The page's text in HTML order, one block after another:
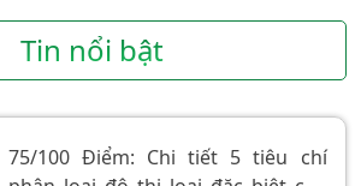
Tin nổi bật
75/100 Điểm: Chi tiết 5 tiêu chí